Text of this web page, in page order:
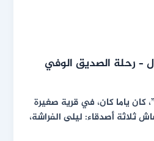
رحلة الصديق الوفي
ياما كان، في قرية صغيرة
ثلاثة أصدقاء: ليلى الفراشة،